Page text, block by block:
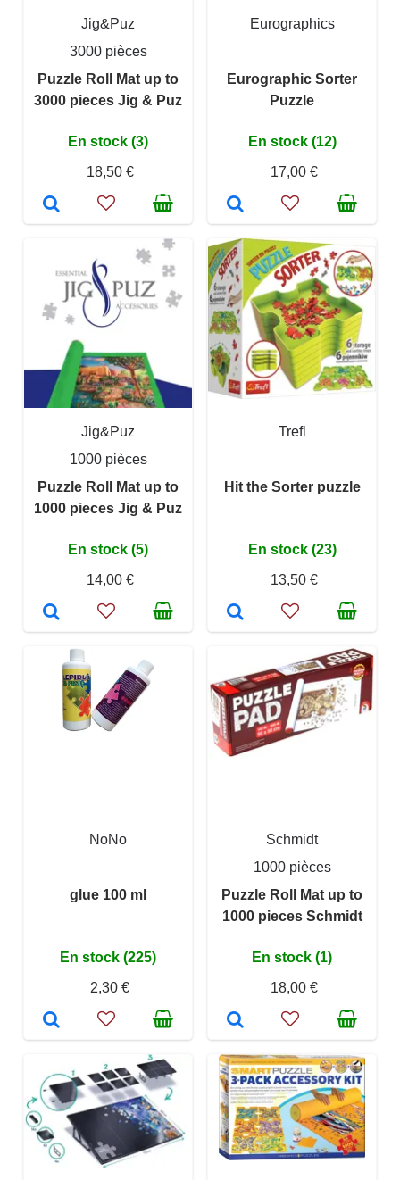
Jig&Puz
3000 pièces
Puzzle Roll Mat up to
3000 pieces Jig & Puz
En stock (3)
18,50 €
Eurographics
Eurographic Sorter
Puzzle
En stock (12)
17,00 €
Jig&Puz
1000 pièces
Puzzle Roll Mat up to
1000 pieces Jig & Puz
En stock (5)
14,00 €
Trefl
Hit the Sorter puzzle
En stock (23)
13,50 €
NoNo
glue 100 ml
En stock (225)
2,30 €
Schmidt
1000 pièces
Puzzle Roll Mat up to
1000 pieces Schmidt
En stock (1)
18,00 €